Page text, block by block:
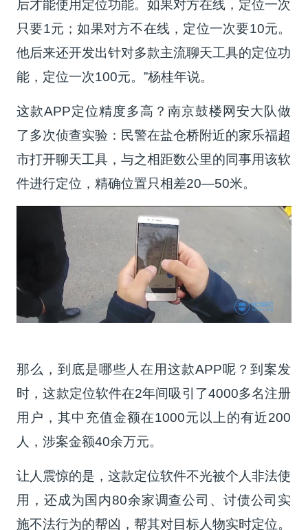
后才能使用定位功能。如果对方在线，定位一次
只要1元；如果对方不在线，定位一次要10元。
他后来还开发出针对多款主流聊天工具的定位功
能，定位一次100元。”杨桂年说。
这款APP定位精度多高？南京鼓楼网安大队做
了多次侦查实验：民警在盐仓桥附近的家乐福超
市打开聊天工具，与之相距数公里的同事用该软
件进行定位，精确位置只相差20—50米。
那么，到底是哪些人在用这款APP呢？到案发
时，这款定位软件在2年间吸引了4000多名注册
用户，其中充值金额在1000元以上的有近200
人，涉案金额40余万元。
让人震惊的是，这款定位软件不光被个人非法使
用，还成为国内80余家调查公司、讨债公司实
施不法行为的帮凶，帮其对目标人物实时定位。